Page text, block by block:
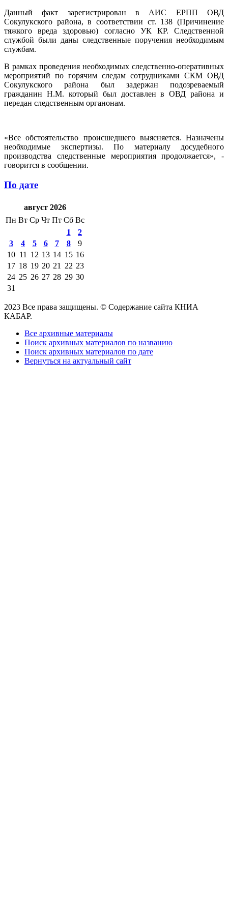
Данный факт зарегистрирован в АИС ЕРПП ОВД
Сокулукского района, в соответствии ст. 138 (Причинение
тяжкого вреда здоровью) согласно УК КР. Следственной
службой были даны следственные поручения необходимым
службам.
В рамках проведения необходимых следственно-оперативных
мероприятий по горячим следам сотрудниками СКМ ОВД
Сокулукского района был задержан подозреваемый
гражданин Н.М. который был доставлен в ОВД района и
передан следственным органонам.
«Все обстоятельство происшедшего выясняется. Назначены
необходимые экспертизы. По материалу досудебного
производства следственные мероприятия продолжается», -
говорится в сообщении.
По дате
август 2026
Пн Вт Ср Чт Пт Сб Вс
1
2
3
4 5 6 7 8
9
10 11 12 13 14 15 16
17 18 19 20 21 22 23
24 25 26 27 28 29 30
31
2023 Все права защищены. © Содержание сайта КНИА
КАБАР.
Все архивные материалы
Поиск архивных материалов по названию
Поиск архивных материалов по дате
Вернуться на актуальный сайт